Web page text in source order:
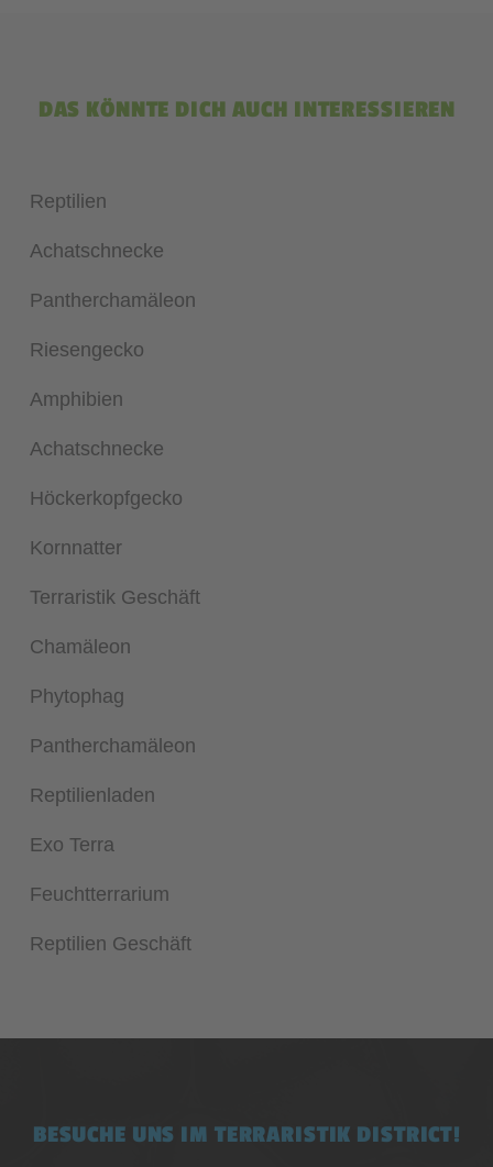
DAS KÖNNTE DICH AUCH INTERESSIEREN
Reptilien
Achatschnecke
Pantherchamäleon
Riesengecko
Amphibien
Achatschnecke
Höckerkopfgecko
Kornnatter
Terraristik Geschäft
Chamäleon
Phytophag
Pantherchamäleon
Reptilienladen
Exo Terra
Feuchtterrarium
Reptilien Geschäft
BESUCHE UNS IM TERRARISTIK DISTRICT!